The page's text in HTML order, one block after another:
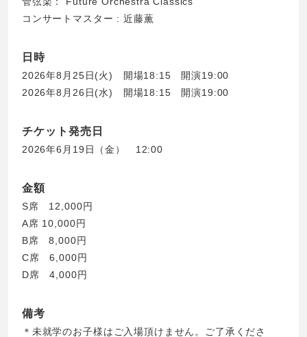
コンサートマスター : 近藤薫
日時
2026年8月25日(火) 開場18:15 開演19:00
2026年8月26日(水) 開場18:15 開演19:00
チケット発売日
2026年6月19日（金） 12:00
金額
S席 12,000円
A席 10,000円
B席 8,000円
C席 6,000円
D席 4,000円
備考
＊未就学のお子様はご入場頂けません。ご了承くださ